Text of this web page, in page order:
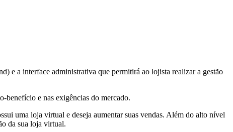
e a interface administrativa que permitirá ao lojista realizar a gestão
benefício e nas exigências do mercado.
uma loja virtual e deseja aumentar suas vendas. Além do alto nível
da sua loja virtual.